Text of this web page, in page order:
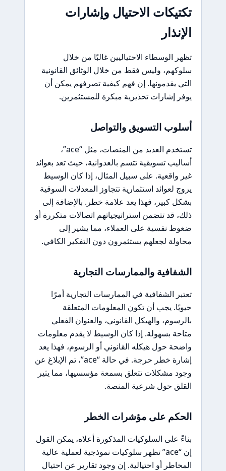
تكتيكات الاحتيال وإشارات
الإنذار
تظهر الوسطاء الاحتياليين غالبًا من خلال
سلوكهم، وليس فقط من خلال الوثائق القانونية
التي يقدمونها. إن فهم كيفية تصرفهم يمكن أن
يوفر إشارات تحذيرية مبكرة للمستثمرين.
أسلوب التسويق والتواصل
تستخدم العديد من المنصات، مثل “ace”،
أساليب تسويقية تتسم بالعدوانية، حيث تعد بعوائد
غير واقعية. على سبيل المثال، إذا كان الوسيط
يروج لعوائد استثمارية تتجاوز المعدلات السوقية
بشكل كبير، فهذا يعد علامة خطر. بالإضافة إلى
ذلك، قد تتضمن استراتيجياتهم اتصالات متكررة أو
ضغوط نفسية على العملاء، مما يشير إلى
محاولة لجعلهم يستثمرون دون التفكير الكافي.
الشفافية والممارسات التجارية
تعتبر الشفافية في الممارسات التجارية أمرًا
حيويًا. يجب أن تكون المعلومات المتعلقة
بالرسوم، والهيكل القانوني، والعنوان الفعلي
متاحة بسهولة. إذا كان الوسيط لا يقدم معلومات
واضحة حول هيكله القانوني أو الرسوم، فهذا يعد
إشارة خطر حرجة. في حالة “ace”، تم الإبلاغ عن
وجود مشكلات تتعلق بسمعة مؤسسيها، مما يثير
القلق حول شرعية المنصة.
الحكم على مؤشرات الخطر
بناءً على السلوكيات المذكورة أعلاه، يمكن القول
إن “ace” تظهر سلوكيات نموذجية لعملية عالية
المخاطر أو احتيالية. إن وجود تقارير عن احتيال